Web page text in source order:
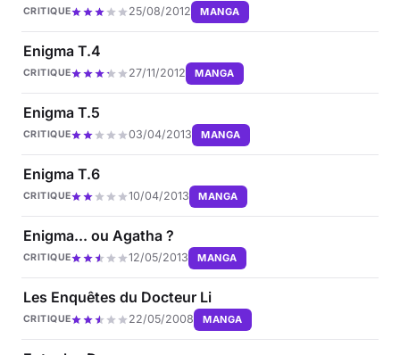
CRITIQUE 25/08/2012 MANGA
Enigma T.4
CRITIQUE 27/11/2012 MANGA
Enigma T.5
CRITIQUE 03/04/2013 MANGA
Enigma T.6
CRITIQUE 10/04/2013 MANGA
Enigma... ou Agatha ?
CRITIQUE 12/05/2013 MANGA
Les Enquêtes du Docteur Li
CRITIQUE 22/05/2008 MANGA